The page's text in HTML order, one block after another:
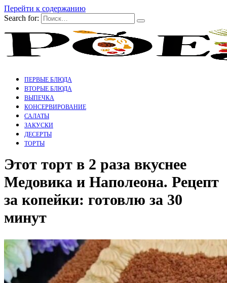
Перейти к содержанию
Search for:
ПЕРВЫЕ БЛЮДА
ВТОРЫЕ БЛЮДА
ВЫПЕЧКА
КОНСЕРВИРОВАНИЕ
САЛАТЫ
ЗАКУСКИ
ДЕСЕРТЫ
ТОРТЫ
Этот торт в 2 раза вкуснее
Медовика и Наполеона. Рецепт
за копейки: готовлю за 30
минут